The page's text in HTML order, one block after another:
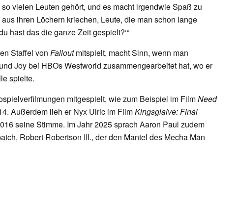
vielen Leuten gehört, und es macht irgendwie Spaß zu
ihren Löchern kriechen, Leute, die man schon lange
hast das die ganze Zeit gespielt?‘“
Staffel von Falloutmitspielt, macht Sinn, wenn man
Joy bei HBOs Westworld zusammengearbeitet hat, wo er
spielte.
mitgespielt, wie zum Beispiel im FilmNeed
Außerdem lieh er Nyx Ulric im FilmKingsglaive: Final
seine Stimme. Im Jahr 2025 sprach Aaron Paul zudem
Robert Robertson III., der den Mantel des Mecha Man